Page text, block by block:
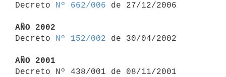
Decreto
Nº 662/006 de 27/12/2006
AÑO 2002
Decreto
Nº 152/002 de 30/04/2002
AÑO 2001
Decreto Nº 438/001 de 08/11/2001